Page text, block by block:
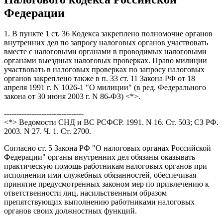
Федерации
1. В пункте 1 ст. 36 Кодекса закреплено полномочие органов
внутренних дел по запросу налоговых органов участвовать
вместе с налоговыми органами в проводимых налоговыми
органами выездных налоговых проверках. Право милиции
участвовать в налоговых проверках по запросу налоговых
органов закреплено также в п. 33 ст. 11 Закона РФ от 18
апреля 1991 г. N 1026-1 "О милиции" (в ред. Федерального
закона от 30 июня 2003 г. N 86-ФЗ) <*>.
--------------------------------
<*> Ведомости СНД и ВС РСФСР. 1991. N 16. Ст. 503; СЗ РФ.
2003. N 27. Ч. 1. Ст. 2700.
Согласно ст. 5 Закона РФ "О налоговых органах Российской
Федерации" органы внутренних дел обязаны оказывать
практическую помощь работникам налоговых органов при
исполнении ими служебных обязанностей, обеспечивая
принятие предусмотренных законом мер по привлечению к
ответственности лиц, насильственным образом
препятствующих выполнению работниками налоговых
органов своих должностных функций.